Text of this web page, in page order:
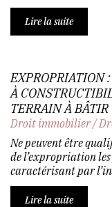
Lire la suite
EXPROPRIATION
À
TERRAIN À BÂTIR
Droit immobilier/
Ne peuvent être
de l’expropriation
caractérisant par
Lire la suite